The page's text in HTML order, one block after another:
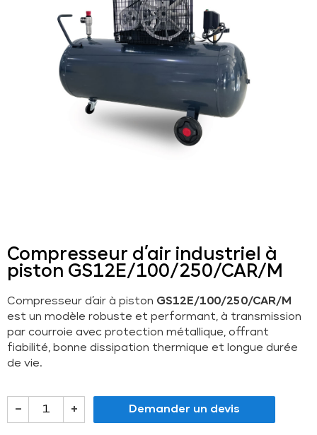
Compresseur d’air industriel à
piston GS12E/100/250/CAR/M
Compresseur d’air à piston GS12E/100/250/CAR/M
est un modèle robuste et performant, à transmission
par courroie avec protection métallique, offrant
fiabilité, bonne dissipation thermique et longue durée
de vie.
– + Demander un devis